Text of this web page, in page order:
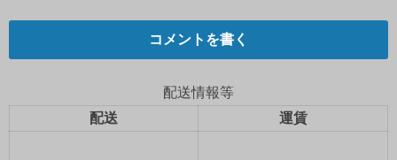
コメントを書く
配送情報等
配送
運賃